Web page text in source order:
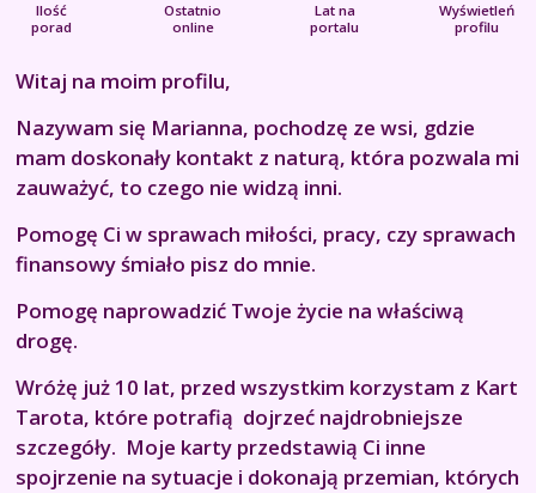
Ilość
porad
Ostatnio
online
Lat na
portalu
Wyświetleń
profilu
Witaj na moim profilu,
Nazywam się Marianna, pochodzę ze wsi, gdzie
mam doskonały kontakt z naturą, która pozwala mi
zauważyć, to czego nie widzą inni.
Pomogę Ci w sprawach miłości, pracy, czy sprawach
finansowy śmiało pisz do mnie.
Pomogę naprowadzić Twoje życie na właściwą
drogę.
Wróżę już 10 lat, przed wszystkim korzystam z Kart
Tarota, które potrafią dojrzeć najdrobniejsze
szczegóły. Moje karty przedstawią Ci inne
spojrzenie na sytuacje i dokonają przemian, których